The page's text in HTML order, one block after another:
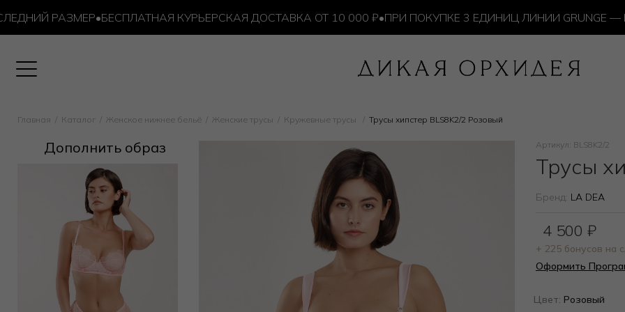
РАЗМЕР•БЕСПЛАТНАЯ КУРЬЕРСКАЯ ДОСТАВКА ОТ 10 000 ₽•ПРИ ПОКУПКЕ 3 ЕДИНИЦ ЛИНИИ GRUNGE —
Главная Каталог Женское нижнее бельё Женские трусы Кружевные трусы Трусы хипстер BLS8K2/2 Розовый
Дополнить образ Артикул: BLS8K2/2
Трусы
Бренд: LA DEA
4 500 ₽
+ 225 бонусов на
Оформить
Цвет: Розовый